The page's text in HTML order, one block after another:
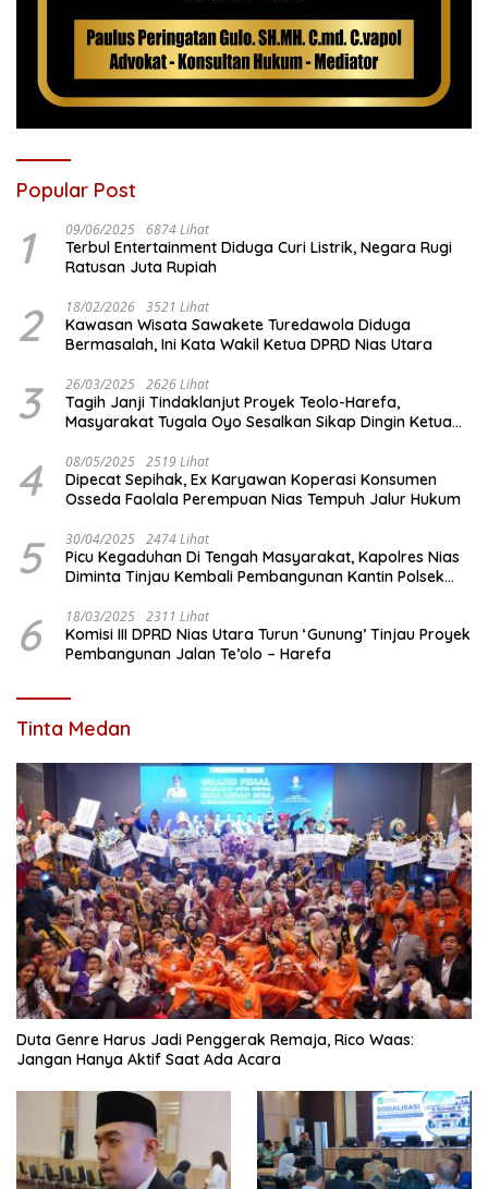
Popular Post
1 09/06/2025 6874 Lihat
Terbul Entertainment Diduga Curi Listrik, Negara Rugi
Ratusan Juta Rupiah
2 18/02/2026 3521 Lihat
Kawasan Wisata Sawakete Turedawola Diduga
Bermasalah, Ini Kata Wakil Ketua DPRD Nias Utara
3 26/03/2025 2626 Lihat
Tagih Janji Tindaklanjut Proyek Teolo-Harefa,
Masyarakat Tugala Oyo Sesalkan Sikap Dingin Ketua
4 08/05/2025 2519 Lihat
Dipecat Sepihak, Ex Karyawan Koperasi Konsumen
Osseda Faolala Perempuan Nias Tempuh Jalur Hukum
5 30/04/2025 2474 Lihat
Picu Kegaduhan Di Tengah Masyarakat, Kapolres Nias
Diminta Tinjau Kembali Pembangunan Kantin Polsek
6 18/03/2025 2311 Lihat
Komisi III DPRD Nias Utara Turun ‘Gunung’ Tinjau Proyek
Pembangunan Jalan Te’olo – Harefa
Tinta Medan
Duta Genre Harus Jadi Penggerak Remaja, Rico Waas:
Jangan Hanya Aktif Saat Ada Acara